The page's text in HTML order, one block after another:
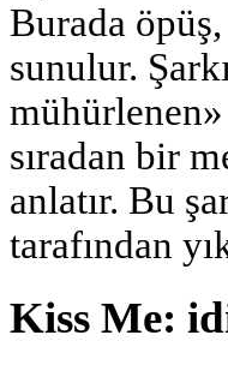
Burada
sunulur.
sıradan bir
anlatır. Bu
tarafından
Kiss Me: